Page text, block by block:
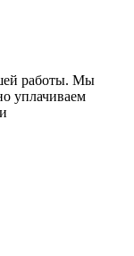
работы. Мы
уплачиваем